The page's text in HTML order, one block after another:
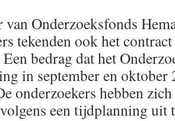
van Onderzoeksfonds
tekenden ook het
bedrag dat het
in september en oktober
onderzoekers hebben
een tijdplanning uit